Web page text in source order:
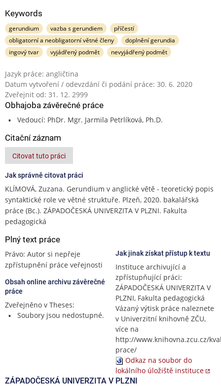
Keywords
gerundium vazba s gerundiem
příčestí
obligatorní a neobligatorní větné členy
doplnění gerundia
ingový tvar
vyjádřený podmět nevyjádřený podmět
Jazyk práce: angličtina
Datum vytvoření / odevzdání či podání práce: 30. 6. 2020
Zveřejnit od: 31. 12. 2999
Obhajoba závěrečné práce
Vedoucí: PhDr. Mgr. Jarmila Petrlíková, Ph.D.
Citační záznam
Citovat tuto práci
Jak správně citovat práci
KLÍMOVÁ, Zuzana. Gerundium v anglické větě - teoretický popis
syntaktické role ve větné struktuře. Plzeň, 2020. bakalářská
práce (Bc.). ZÁPADOČESKÁ UNIVERZITA V PLZNI. Fakulta
pedagogická
Plný text práce
Právo: Autor si nepřeje
zpřístupnění práce veřejnosti
Obsah online archivu závěrečné
práce
Zveřejněno v Theses:
Soubory jsou nedostupné.
Jak jinak získat přístup k textu
Instituce archivující a
zpřístupňující práci:
ZÁPADOČESKÁ UNIVERZITA V
PLZNI, Fakulta pedagogická
Vázaný výtisk práce naleznete
v Univerzitní knihovně ZČU,
více na
http://www.knihovna.zcu.cz/
prace/
Odkaz na soubor do
lokálního úložiště instituce
ZÁPADOČESKÁ UNIVERZITA V PLZNI